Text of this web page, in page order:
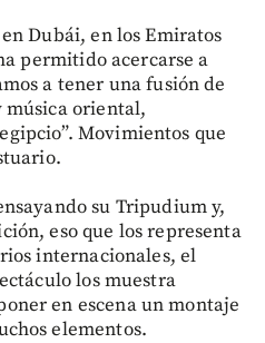
Dubái, en los Emiratos
permitido acercarse a
a tener una fusión de
oriental,
Movimientos que
su Tripudium y,
eso que los representa
internacionales, el
los muestra
en escena un montaje
elementos.